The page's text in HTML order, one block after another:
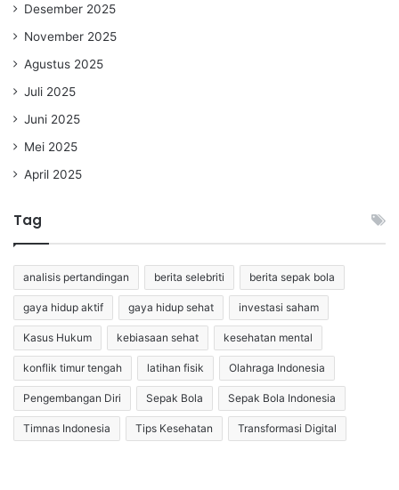
Desember 2025
November 2025
Agustus 2025
Juli 2025
Juni 2025
Mei 2025
April 2025
Tag
analisis pertandingan berita selebriti berita sepak bola
gaya hidup aktif gaya hidup sehat investasi saham
Kasus Hukum kebiasaan sehat kesehatan mental
konflik timur tengah latihan fisik Olahraga Indonesia
Pengembangan Diri Sepak Bola Sepak Bola Indonesia
Timnas Indonesia Tips Kesehatan Transformasi Digital